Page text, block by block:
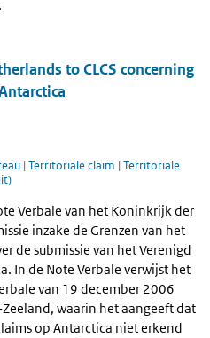
to CLCS concerning
| Territoriale claim | Territoriale
Verbale van het Koninkrijk der
inzake de Grenzen van het
de submissie van het Verenigd
In de Note Verbale verwijst het
van 19 december 2006
waarin het aangeeft dat
op Antarctica niet erkend